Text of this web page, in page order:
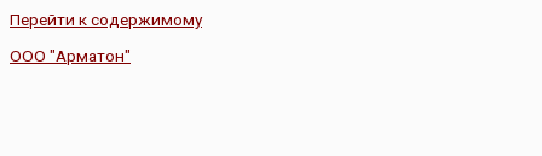
Перейти к содержимому
ООО "Арматон"